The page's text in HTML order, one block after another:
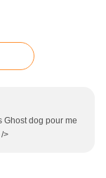
Ghost dog pour me
>